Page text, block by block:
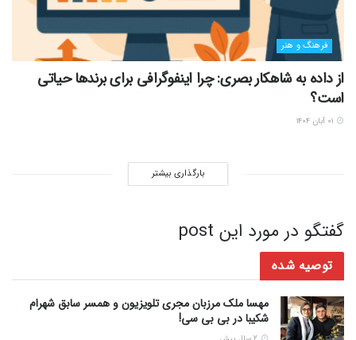
فرهنگ و هنر
از داده به شاهکار بصری: چرا اینفوگرافی برای برندها حیاتی
است؟
بارگذاری بیشتر
گفتگو در مورد این post
توصیه شده
مهسا ملک مرزبان مجری تلویزیون و همسر سابق شهرام
شکیبا در بی بی سی!